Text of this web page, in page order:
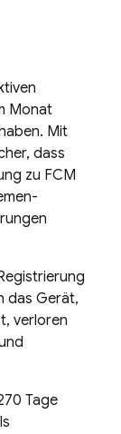
Monat
Mit
dass
zu FCM
das Gerät,
verloren
Tage